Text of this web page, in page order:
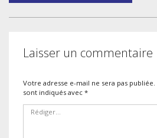
l’article
Laisser un commentaire
Votre adresse e-mail ne sera pas publiée.
sont indiqués avec *